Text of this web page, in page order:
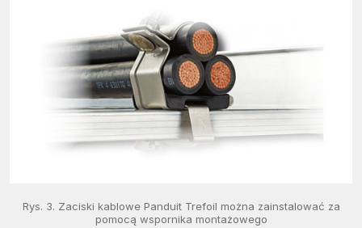
Rys. 3. Zaciski kablowe Panduit Trefoil można zainstalować za
pomocą wspornika montażowego